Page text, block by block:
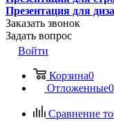
Презентация для
Заказать звонок
Задать вопрос
Войти
Корзина0
Отложенные0
Сравнение